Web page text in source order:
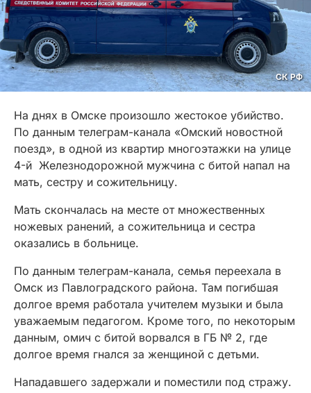
СК РФ
На днях в Омске произошло жестокое убийство.
По данным телеграм-канала «Омский новостной
поезд», в одной из квартир многоэтажки на улице
4-й Железнодорожной мужчина с битой напал на
мать, сестру и сожительницу.
Мать скончалась на месте от множественных
ножевых ранений, а сожительница и сестра
оказались в больнице.
По данным телеграм-канала, семья переехала в
Омск из Павлоградского района. Там погибшая
долгое время работала учителем музыки и была
уважаемым педагогом. Кроме того, по некоторым
данным, омич с битой ворвался в ГБ № 2, где
долгое время гнался за женщиной с детьми.
Нападавшего задержали и поместили под стражу.